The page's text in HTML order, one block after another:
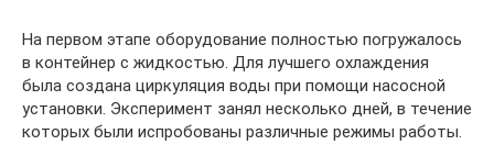
На первом этапе оборудование полностью погружалось
в контейнер с жидкостью. Для лучшего охлаждения
была создана циркуляция воды при помощи насосной
установки. Эксперимент занял несколько дней, в течение
которых были испробованы различные режимы работы.